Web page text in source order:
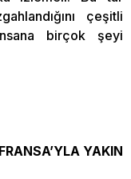
çeşitli
birçok şeyi
YAKIN